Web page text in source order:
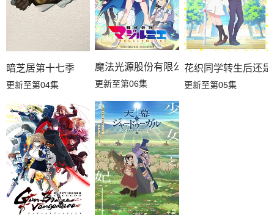
暗芝居第十七季
更新至第04集
魔法光源股份有限公司第二季
更新至第06集
花织同学转生后还
更新至第05集